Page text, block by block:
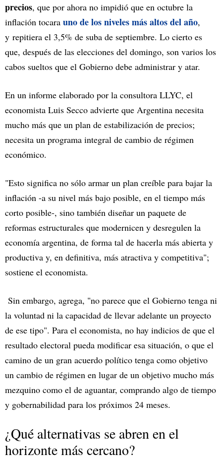
precios, que por ahora no impidió que en octubre la
inflación tocara uno de los niveles más altos del año,
y repitiera el 3,5% de suba de septiembre. Lo cierto es
que, después de las elecciones del domingo, son varios los
cabos sueltos que el Gobierno debe administrar y atar.
En un informe elaborado por la consultora LLYC, el
economista Luis Secco advierte que Argentina necesita
mucho más que un plan de estabilización de precios;
necesita un programa integral de cambio de régimen
económico.
"Esto significa no sólo armar un plan creíble para bajar la
inflación -a su nivel más bajo posible, en el tiempo más
corto posible-, sino también diseñar un paquete de
reformas estructurales que modernicen y desregulen la
economía argentina, de forma tal de hacerla más abierta y
productiva y, en definitiva, más atractiva y competitiva";
sostiene el economista.
Sin embargo, agrega, "no parece que el Gobierno tenga ni
la voluntad ni la capacidad de llevar adelante un proyecto
de ese tipo". Para el economista, no hay indicios de que el
resultado electoral pueda modificar esa situación, o que el
camino de un gran acuerdo político tenga como objetivo
un cambio de régimen en lugar de un objetivo mucho más
mezquino como el de aguantar, comprando algo de tiempo
y gobernabilidad para los próximos 24 meses.
¿Qué alternativas se abren en el
horizonte más cercano?